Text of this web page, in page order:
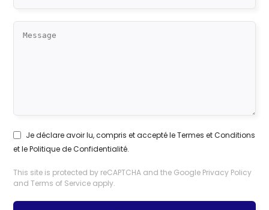
Je déclare avoir lu, compris et accepté leTermes et Conditions
et lePolitique de Confidentialité.
This site is protected by reCAPTCHA and the Google Privacy Policy
andTerms of Service apply.